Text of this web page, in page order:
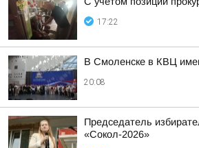
17:22
В Смоленске в КВЦ
20:08
Председатель
«Сокол-2026»